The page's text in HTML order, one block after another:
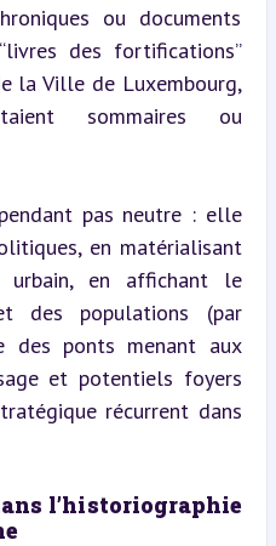
ou documents
des fortifications”
la Ville de Luxembourg,
sommaires ou
pas neutre : elle
en matérialisant
en affichant le
des populations (par
des ponts menant aux
et potentiels foyers
récurrent dans
l’historiographie